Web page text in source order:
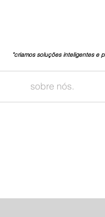
"criamos soluções inteligentes e
sobre nós.